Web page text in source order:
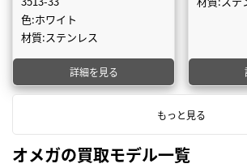
色:ホワイト
材質:ステンレス
詳細を見る
もっと見る
オメガの買取モデル一覧